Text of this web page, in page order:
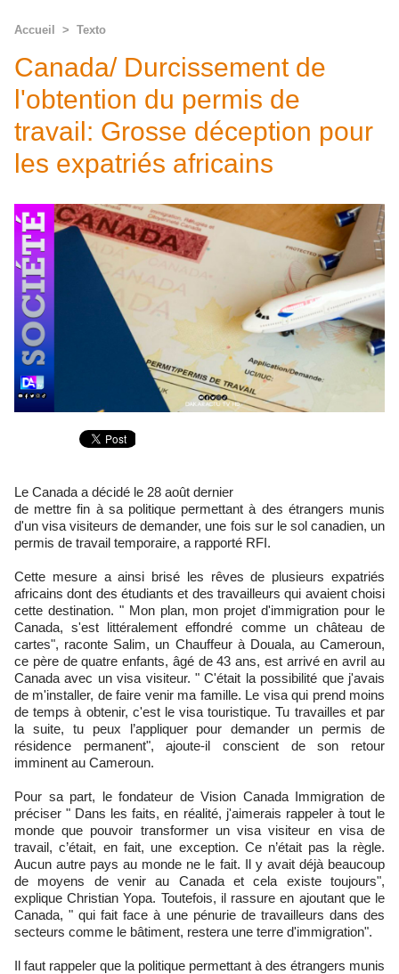
Accueil > Texto
Canada/ Durcissement de
l'obtention du permis de
travail: Grosse déception pour
les expatriés africains
Le Canada a décidé le 28 août dernier
de mettre fin à sa politique permettant à des étrangers munis
d'un visa visiteurs de demander, une fois sur le sol canadien, un
permis de travail temporaire, a rapporté RFI.
Cette mesure a ainsi brisé les rêves de plusieurs expatriés
africains dont des étudiants et des travailleurs qui avaient choisi
cette destination. " Mon plan, mon projet d'immigration pour le
Canada, s'est littéralement effondré comme un château de
cartes", raconte Salim, un Chauffeur à Douala, au Cameroun,
ce père de quatre enfants, âgé de 43 ans, est arrivé en avril au
Canada avec un visa visiteur. " C'était la possibilité que j'avais
de m'installer, de faire venir ma famille. Le visa qui prend moins
de temps à obtenir, c'est le visa touristique. Tu travailles et par
la suite, tu peux l’appliquer pour demander un permis de
résidence permanent", ajoute-il conscient de son retour
imminent au Cameroun.
Pour sa part, le fondateur de Vision Canada Immigration de
préciser " Dans les faits, en réalité, j'aimerais rappeler à tout le
monde que pouvoir transformer un visa visiteur en visa de
travail, c’était, en fait, une exception. Ce n’était pas la règle.
Aucun autre pays au monde ne le fait. Il y avait déjà beaucoup
de moyens de venir au Canada et cela existe toujours",
explique Christian Yopa. Toutefois, il rassure en ajoutant que le
Canada, " qui fait face à une pénurie de travailleurs dans des
secteurs comme le bâtiment, restera une terre d'immigration".
Il faut rappeler que la politique permettant à des étrangers munis